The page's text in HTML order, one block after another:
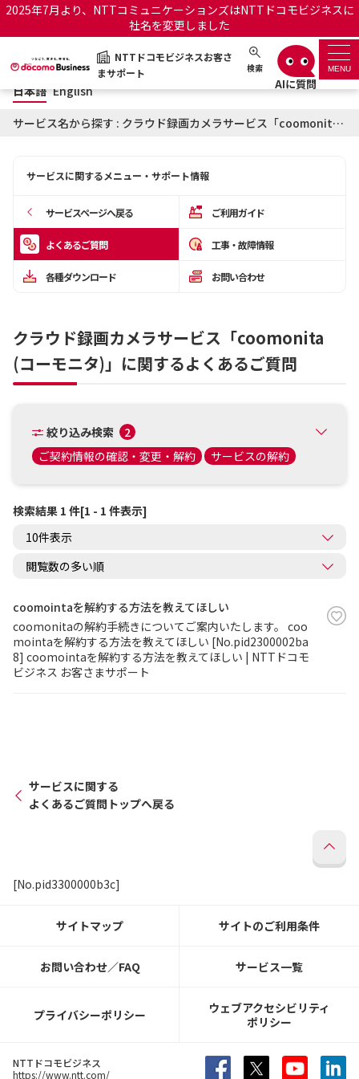
2025年7月より、NTTコミュニケーションズはNTTドコモビジネスに
社名を変更しました
NTTドコモビジネスお客さ
まサポート
検索 MENU
NTTドコモビジネスお客さまサポート 日本語 English
サポートトップ
お知らせ サポートサイトの使い方
OCNのお客さまはこちら
工事・故障情報通知サー
オフィシャルサイト
日本語 English
サービス名から探す : クラウド録画カメラサービス「coomonita (コーモニタ)」に関するよくあるご質問
サービスに関するメニュー・サポート情報
サービスページへ戻る ご利用ガイド
よくあるご質問 工事・故障情報
各種ダウンロード お問い合わせ
クラウド録画カメラサービス「coomonita
(コーモニタ)」に関するよくあるご質問
絞り込み検索
2
ご契約情報の確認・変更・解約
サービスの解約
検索結果 1 件[1 - 1 件表示]
coomointaを解約する方法を教えてほしい
coomonitaの解約手続きについてご案内いたします。 coo
mointaを解約する方法を教えてほしい [No.pid2300002ba
8] coomointaを解約する方法を教えてほしい | NTTドコモ
ビジネス お客さまサポート
サービスに関する
よくあるご質問トップへ戻る
[No.pid3300000b3c]
サイトマップ サイトのご利用条件
お問い合わせ／FAQ サービス一覧
プライバシーポリシー
ウェブアクセシビリティ
ポリシー
NTTドコモビジネス
https://www.ntt.com/